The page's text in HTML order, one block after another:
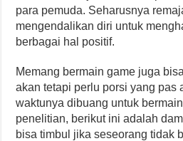
para pemuda. Seharusnya
mengendalikan diri untuk
berbagai hal positif.
Memang bermain game juga
akan tetapi perlu porsi yang pas
waktunya dibuang untuk
penelitian, berikut ini adalah
bisa timbul jika seseorang tidak